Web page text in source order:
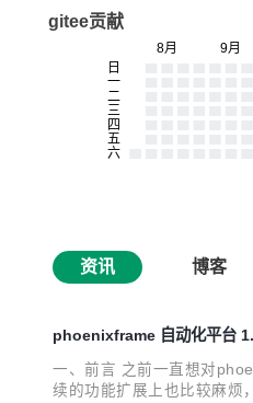
gitee贡献
资讯 博客
phoenixframe 自动化平台
一、前言 之前一直想对
续的功能扩展上也比较麻烦